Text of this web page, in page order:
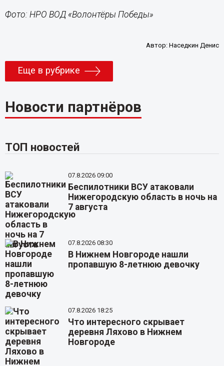
Фото: НРО ВОД «Волонтёры Победы»
Автор:Наседкин Денис
Еще в рубрике
Новости партнёров
ТОП новостей
07.8.2026 09:00
Беспилотники ВСУ атаковали
Нижегородскую область в ночь на
7 августа
07.8.2026 08:30
В Нижнем Новгороде нашли
пропавшую 8-летнюю девочку
07.8.2026 18:25
Что интересного скрывает
деревня Ляхово в Нижнем
Новгороде